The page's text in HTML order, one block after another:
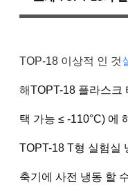
TOP-18 이상적 인 것
해TOPT-18 플라스크
택 가능 ≤ -110°C) 에
TOPT-18 T형 실험실
축기에 사전 냉동 할